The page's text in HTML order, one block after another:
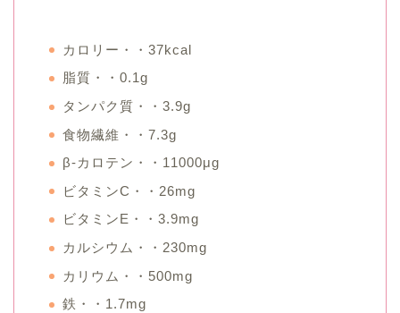
カロリー・・37kcal
脂質・・0.1g
タンパク質・・3.9g
食物繊維・・7.3g
β-カロテン・・11000μg
ビタミンC・・26mg
ビタミンE・・3.9mg
カルシウム・・230mg
カリウム・・500mg
鉄・・1.7mg